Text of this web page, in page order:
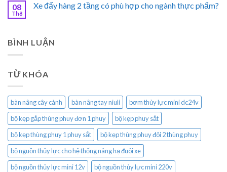
08
Th8
Xe đẩy hàng 2 tầng có phù hợp cho ngành thực phẩm?
BÌNH LUẬN
TỪ KHÓA
bàn nâng cây cành bàn nâng tay niuli
bơm thủy lực mini dc24v
bộ kẹp gắp thùng phuy đơn 1 phuy
bộ kẹp phuy sắt
bộ kẹp thùng phuy 1 phuy sắt
bộ kẹp thùng phuy đôi 2 thùng phuy
bộ nguồn thủy lực cho hệ thống nâng hạ đuôi xe
bộ nguồn thủy lực mini 12v
bộ nguồn thủy lực mini 220v